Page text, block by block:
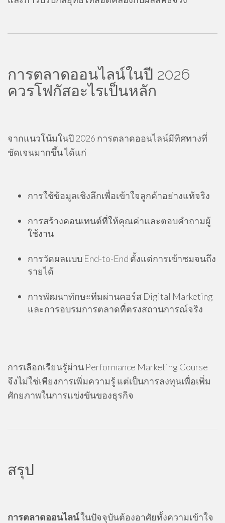
การตลาดออนไลน์ในปี 2026
ควรโฟกัสอะไรเป็นหลัก
จากแนวโน้มในปี 2026 การตลาดออนไลน์มีทิศทางที่
ชัดเจนมากขึ้น ได้แก่
การใช้ข้อมูลเชิงลึกเพื่อเข้าใจลูกค้าอย่างแท้จริง
การสร้างคอนเทนต์ที่ให้คุณค่าและตอบคำถามผู้
ใช้งาน
การวัดผลแบบ End-to-End ตั้งแต่การเข้าชมจนถึง
รายได้
การพัฒนาทักษะทีมผ่านคอร์ส Digital Marketing
และการอบรมการตลาดที่ตรงสถานการณ์จริง
การเลือกเรียนรู้ผ่าน Performance Marketing Course
จึงไม่ใช่เพียงการเพิ่มความรู้ แต่เป็นการลงทุนเพื่อเพิ่ม
ศักยภาพในการแข่งขันของธุรกิจ
สรุป
การตลาดออนไลน์ในปัจจุบันต้องอาศัยทั้งความเข้าใจ